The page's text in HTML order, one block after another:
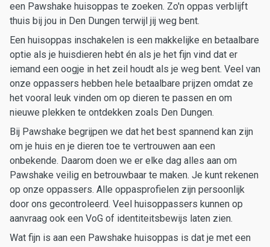
een Pawshake huisoppas te zoeken. Zo'n oppas verblijft
thuis bij jou in Den Dungen terwijl jij weg bent.
Een huisoppas inschakelen is een makkelijke en betaalbare
optie als je huisdieren hebt én als je het fijn vind dat er
iemand een oogje in het zeil houdt als je weg bent. Veel van
onze oppassers hebben hele betaalbare prijzen omdat ze
het vooral leuk vinden om op dieren te passen en om
nieuwe plekken te ontdekken zoals Den Dungen.
Bij Pawshake begrijpen we dat het best spannend kan zijn
om je huis en je dieren toe te vertrouwen aan een
onbekende. Daarom doen we er elke dag alles aan om
Pawshake veilig en betrouwbaar te maken. Je kunt rekenen
op onze oppassers. Alle oppasprofielen zijn persoonlijk
door ons gecontroleerd. Veel huisoppassers kunnen op
aanvraag ook een VoG of identiteitsbewijs laten zien.
Wat fijn is aan een Pawshake huisoppas is dat je met een